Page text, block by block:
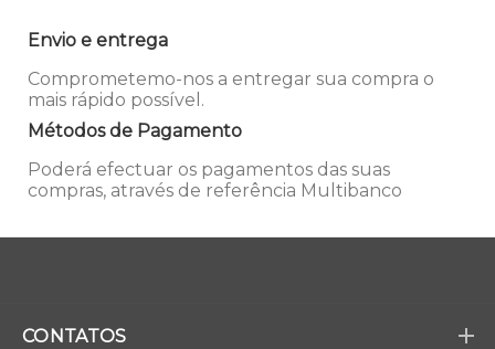
Envio e entrega
Comprometemo-nos a entregar sua compra o
mais rápido possível.
Métodos de Pagamento
Poderá efectuar os pagamentos das suas
compras, através de referência Multibanco
CONTATOS